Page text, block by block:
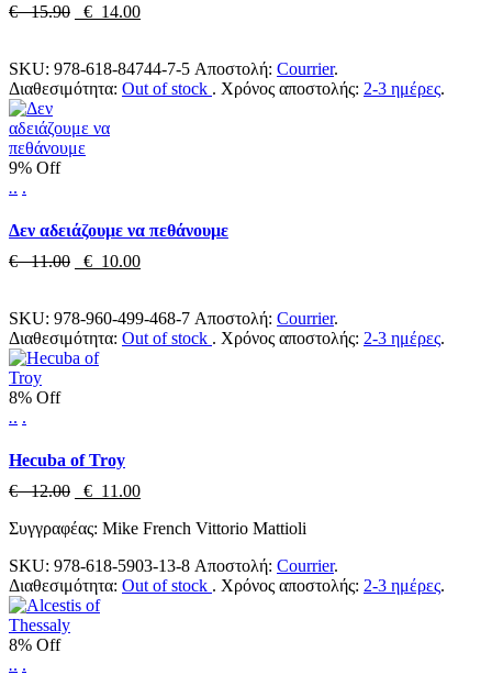
€ 15.90
€ 14.00
SKU: 978-618-84744-7-5 Αποστολή: Courrier.
Διαθεσιμότητα: Out of stock . Χρόνος αποστολής: 2-3 ημέρες.
9% Off
.. .
Δεν αδειάζουμε να πεθάνουμε
€ 11.00
€ 10.00
SKU: 978-960-499-468-7 Αποστολή: Courrier.
Διαθεσιμότητα: Out of stock . Χρόνος αποστολής: 2-3 ημέρες.
8% Off
.. .
Hecuba of Troy
€ 12.00
€ 11.00
Συγγραφέας: Mike French Vittorio Mattioli
SKU: 978-618-5903-13-8 Αποστολή: Courrier.
Διαθεσιμότητα: Out of stock . Χρόνος αποστολής: 2-3 ημέρες.
8% Off
.. .